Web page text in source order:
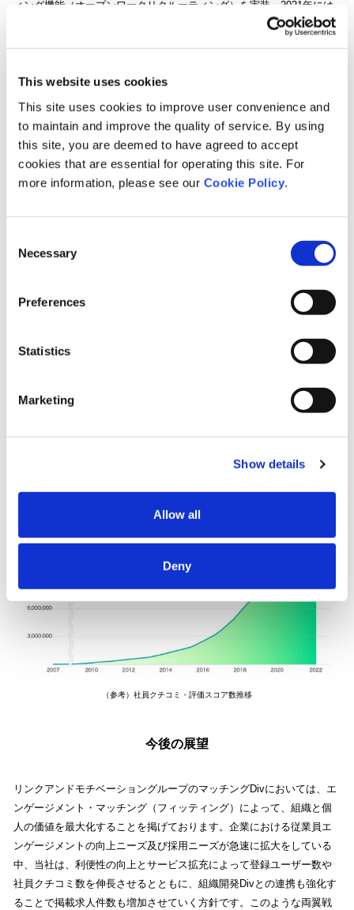
This website uses cookies
This site uses cookies to improve user convenience and
to maintain and improve the quality of service. By using
this site, you are deemed to have agreed to accept
cookies that are essential for operating this site. For
more information, please see our Cookie Policy.
Selection
Necessary
Preferences
Statistics
Marketing
Show details
Allow all
Deny
ィング機能（オープンワークリクルーティング）を実装。2021年には
利用企業数が1500社を、2022年7月には掲載求人数が3万件を突破しま
できるため、入社後のミスマッチを低減し、高い従業員エンゲージメ
ント(※)を構築する採用を実現しています。
※企業と従業員の相互理解・相思相愛度合い。従業員エンゲージメン
トと営業利益率・労働生産性との相関が既に示されている。
（参考）社員クチコミ・評価スコア数推移
今後の展望
リンクアンドモチベーショングループのマッチングDivにおいては、エ
ンゲージメント・マッチング（フィッティング）によって、組織と個
人の価値を最大化することを掲げております。企業における従業員エ
ンゲージメントの向上ニーズ及び採用ニーズが急速に拡大をしている
中、当社は、利便性の向上とサービス拡充によって登録ユーザー数や
社員クチコミ数を伸長させるとともに、組織開発Divとの連携も強化す
ることで掲載求人件数も増加させていく方針です。このような両翼戦